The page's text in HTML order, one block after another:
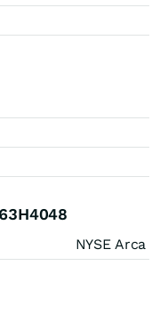
NYSE Arca